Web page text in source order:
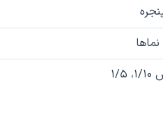
۵